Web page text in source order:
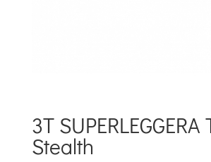
3T SUPERLEGGERA
Stealth